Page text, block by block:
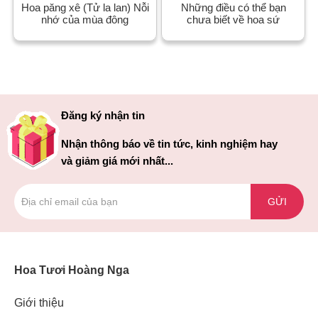
Hoa păng xê (Tử la lan) Nỗi
nhớ của mùa đông
Những điều có thể bạn
chưa biết về hoa sứ
Đăng ký nhận tin
Nhận thông báo về tin tức, kinh nghiệm hay
và giảm giá mới nhất...
GỬI
Hoa Tươi Hoàng Nga
Giới thiệu